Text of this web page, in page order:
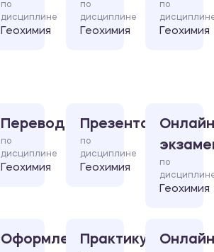
по
дисциплине
Геохимия
по
дисциплине
Геохимия
по
Геохимия
Перевод
по
дисциплине
Геохимия
Презентация
по
дисциплине
Геохимия
по
Геохимия
ОформлениеПрактикум